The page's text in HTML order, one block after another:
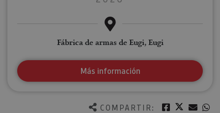
COMPARTIR: Facebook
Twitter
Fábrica de armas de Eugi, Eugi
Más información